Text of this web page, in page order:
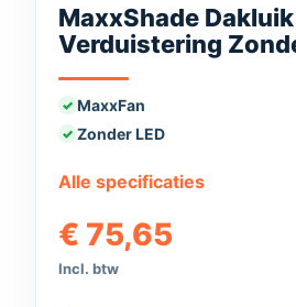
MaxxShade Dakluik
Verduistering
MaxxFan
Zonder LED
Alle specificaties
€ 75,65
Incl. btw